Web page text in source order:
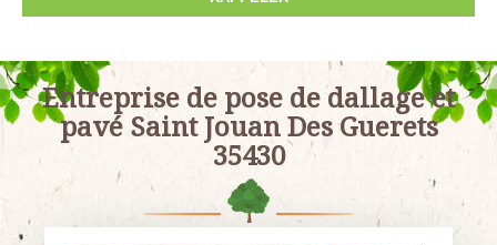
Entreprise de pose de dallage et
pavé Saint Jouan Des Guerets
35430